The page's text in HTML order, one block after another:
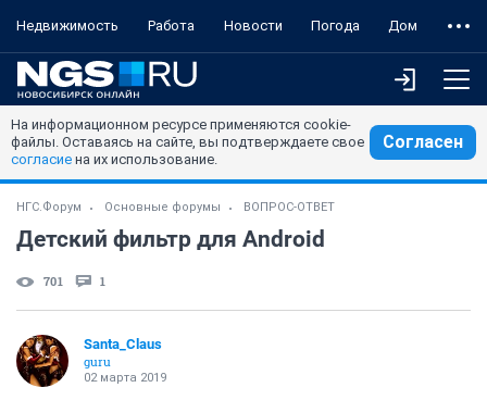
Недвижимость Работа Новости Погода Дом
На информационном ресурсе применяются cookie-
файлы. Оставаясь на сайте, вы подтверждаете свое
согласие на их использование.
Согласен
НГС.Форум Основные форумы ВОПРОС-ОТВЕТ
Детский фильтр для Android
701 1
Santa_Claus
guru
02 марта 2019